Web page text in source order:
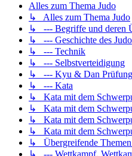
Alles zum Thema Judo
↳ Alles zum Thema Judo
↳ --- Begriffe und deren
↳ --- Geschichte des Judo
↳ --- Technik
↳ --- Selbstverteidigung
↳ --- Kyu & Dan Prüfung
↳ --- Kata
↳ Kata mit dem
↳ Kata mit dem
↳ Kata mit dem
↳ Kata mit dem
↳ Übergreifende